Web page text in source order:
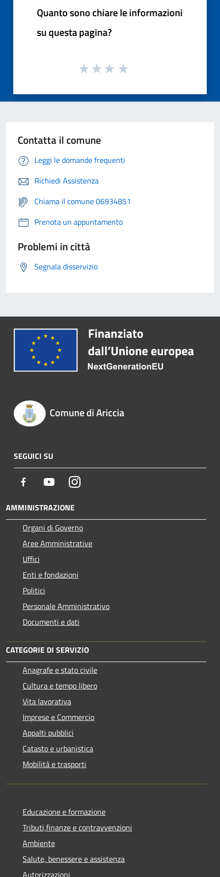
Quanto sono chiare le informazioni
su questa pagina?
Contatta il comune
Leggi le domande frequenti
Richiedi Assistenza
Chiama il comune 06934851
Prenota un appuntamento
Problemi in città
Segnala disservizio
Comune di Ariccia
SEGUICI SU
Facebook YoutubeInstagram
AMMINISTRAZIONE
Organi di Governo
Aree Amministrative
Uffici
Enti e fondazioni
Politici
Personale Amministrativo
Documenti e dati
CATEGORIE DI SERVIZIO
Anagrafe e stato civile
Cultura e tempo libero
Vita lavorativa
Imprese e Commercio
Appalti pubblici
Catasto e urbanistica
Mobilità e trasporti
Educazione e formazione
Tributi,finanze e contravvenzioni
Ambiente
Salute, benessere e assistenza
Autorizzazioni